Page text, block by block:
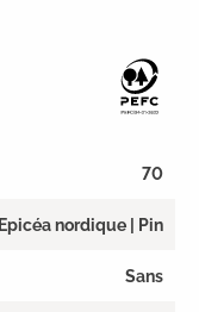
70
Epicéa nordique | Pin
Sans